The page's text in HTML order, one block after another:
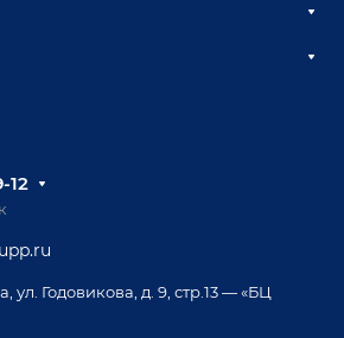
столы
столов
крепежа
решения для сварки
12
ул. Годовикова, д. 9, стр.13 — «БЦ